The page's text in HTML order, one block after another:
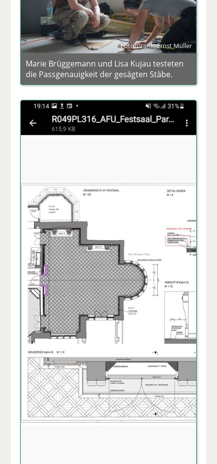
Foto/Grafik: Ernst Müller
Marie Brüggemann und Lisa Kujau testeten
die Passgenauigkeit der gesägten Stäbe.